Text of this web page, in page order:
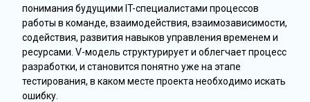
понимания будущими IT-специалистами процессов
работы в команде, взаимодействия, взаимозависимости,
содействия, развития навыков управления временем и
ресурсами. V-модель структурирует и облегчает процесс
разработки, и становится понятно уже на этапе
тестирования, в каком месте проекта необходимо искать
ошибку.